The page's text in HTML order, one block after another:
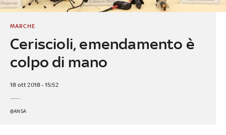
Ceriscioli, emendamento è
colpo di mano
MARCHE
18 ott 2018 - 15:52
@ANSA